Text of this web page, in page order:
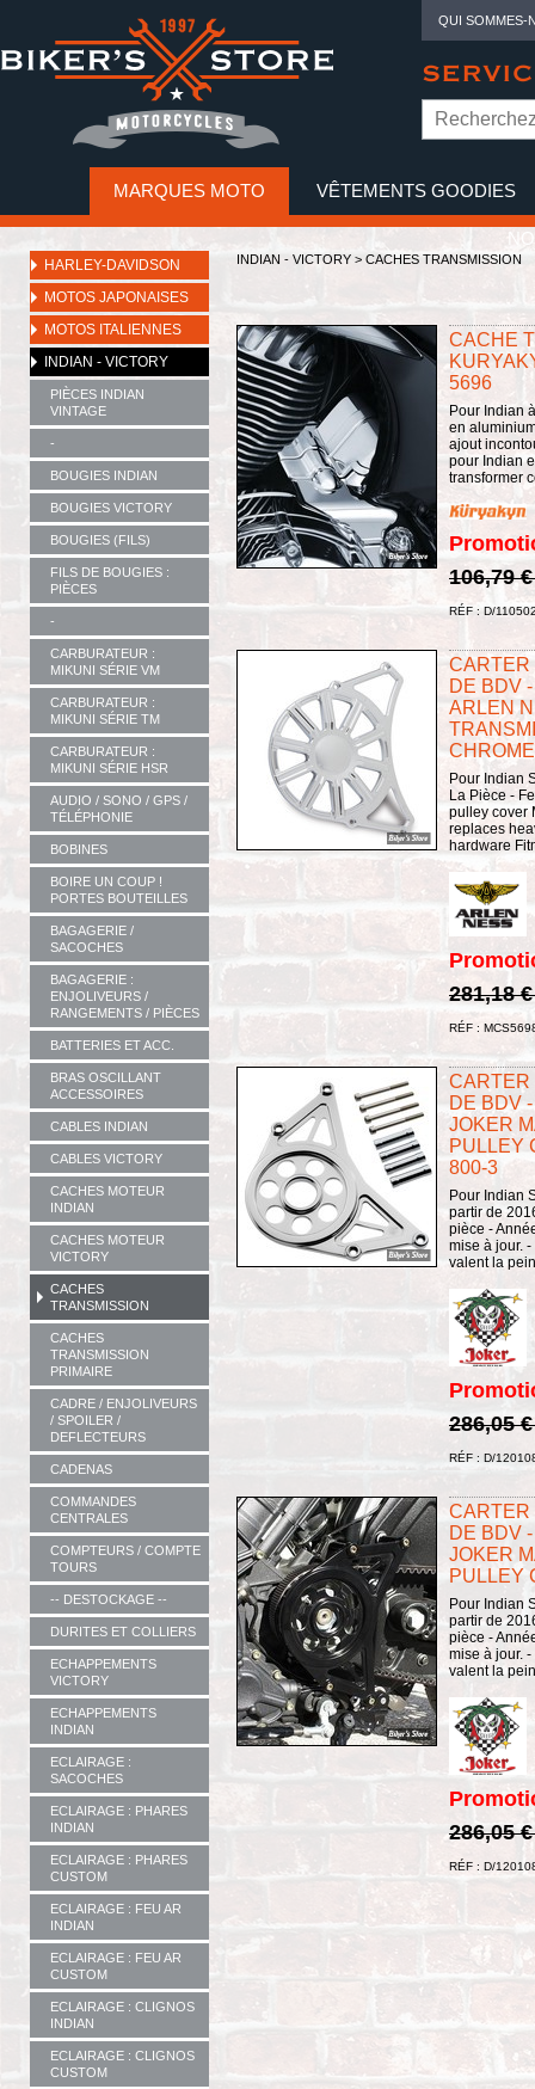
QUI SOMMES-
MARQUES MOTO VÊTEMENTS GOODIES
HARLEY-DAVIDSON
MOTOS JAPONAISES
MOTOS ITALIENNES
INDIAN - VICTORY
PIÈCES INDIAN
VINTAGE
-
BOUGIES INDIAN
BOUGIES VICTORY
BOUGIES (FILS)
FILS DE BOUGIES :
PIÈCES
-
CARBURATEUR :
MIKUNI SÉRIE VM
CARBURATEUR :
MIKUNI SÉRIE TM
CARBURATEUR :
MIKUNI SÉRIE HSR
AUDIO / SONO / GPS /
TÉLÉPHONIE
BOBINES
BOIRE UN COUP !
PORTES BOUTEILLES
BAGAGERIE /
SACOCHES
BAGAGERIE :
ENJOLIVEURS /
RANGEMENTS / PIÈCES
BATTERIES ET ACC.
BRAS OSCILLANT
ACCESSOIRES
CABLES INDIAN
CABLES VICTORY
CACHES MOTEUR
INDIAN
CACHES MOTEUR
VICTORY
CACHES
TRANSMISSION
CACHES
TRANSMISSION
PRIMAIRE
CADRE / ENJOLIVEURS
/ SPOILER /
DEFLECTEURS
CADENAS
COMMANDES
CENTRALES
COMPTEURS / COMPTE
TOURS
-- DESTOCKAGE --
DURITES ET COLLIERS
ECHAPPEMENTS
VICTORY
ECHAPPEMENTS
INDIAN
ECLAIRAGE :
SACOCHES
ECLAIRAGE : PHARES
INDIAN
ECLAIRAGE : PHARES
CUSTOM
ECLAIRAGE : FEU AR
INDIAN
ECLAIRAGE : FEU AR
CUSTOM
ECLAIRAGE : CLIGNOS
INDIAN
ECLAIRAGE : CLIGNOS
CUSTOM
INDIAN - VICTORY > CACHES TRANSMISSION
CACHE
5696
Pour Indian
en
ajout
pour Indian
transformer
106,79
RÉF : D/
CARTER
DE BDV
ARLEN
Pour Indian
La Pièce -
pulley cover
replaces
hardware
281,18
RÉF :
CARTER
DE BDV
JOKER
PULLEY
800-3
Pour Indian
partir de
pièce -
mise à jour.
valent la
286,05
RÉF : D/
CARTER
DE BDV
JOKER
PULLEY
Pour Indian
partir de
pièce -
mise à jour.
valent la
286,05
RÉF : D/